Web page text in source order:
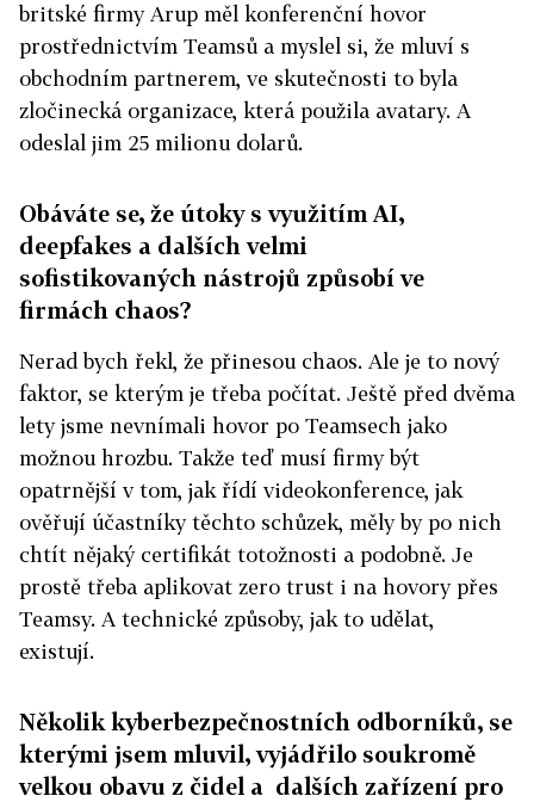
britské firmy Arup měl konferenční hovor
prostřednictvím Teamsů a myslel si, že mluví s
obchodním partnerem, ve skutečnosti to byla
zločinecká organizace, která použila avatary. A
odeslal jim 25 milionu dolarů.
Obáváte se, že útoky s využitím AI,
deepfakes a dalších velmi
sofistikovaných nástrojů způsobí ve
firmách chaos?
Nerad bych řekl, že přinesou chaos. Ale je to nový
faktor, se kterým je třeba počítat. Ještě před dvěma
lety jsme nevnímali hovor po Teamsech jako
možnou hrozbu. Takže teď musí firmy být
opatrnější v tom, jak řídí videokonference, jak
ověřují účastníky těchto schůzek, měly by po nich
chtít nějaký certifikát totožnosti a podobně. Je
prostě třeba aplikovat zero trust i na hovory přes
Teamsy. A technické způsoby, jak to udělat,
existují.
Několik kyberbezpečnostních odborníků, se
kterými jsem mluvil, vyjádřilo soukromě
velkou obavu z čidel a dalších zařízení pro